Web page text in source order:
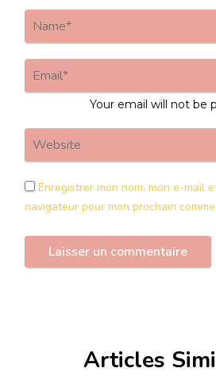
Your email will not be
Enregistrer mon nom, mon e-mail
navigateur pour mon prochain
Articles